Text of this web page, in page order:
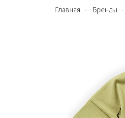
Главная - Бренды -